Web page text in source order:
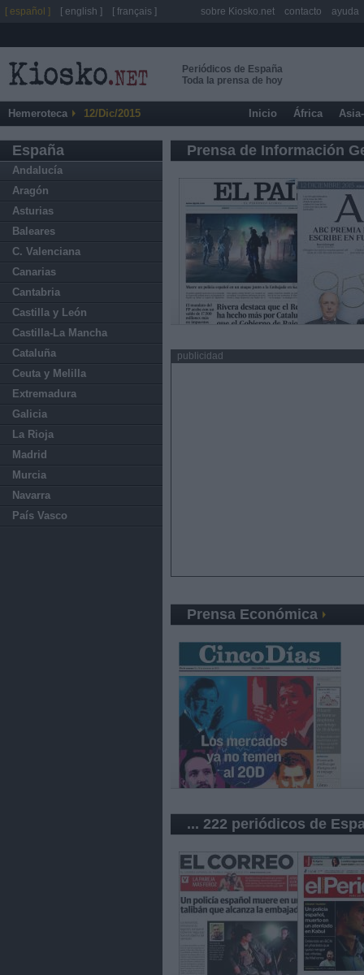
Periódicos de España
Toda la prensa de hoy
Hemeroteca 12/Dic/2015 Inicio África
España
Andalucía
Aragón
Asturias
Baleares
C. Valenciana
Canarias
Cantabria
Castilla y León
Castilla-La Mancha
Cataluña
Ceuta y Melilla
Extremadura
Galicia
La Rioja
Madrid
Murcia
Navarra
País Vasco
Prensa de Información
publicidad
Prensa Económica
... 222 periódicos de
[ español ] [ english ] [ français ] sobre Kiosko.net contacto ayuda